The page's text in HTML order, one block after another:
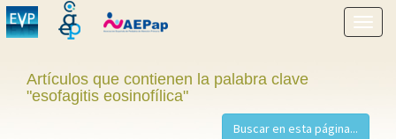
menú
Artículos que contienen la palabra clave
"esofagitis eosinofílica"